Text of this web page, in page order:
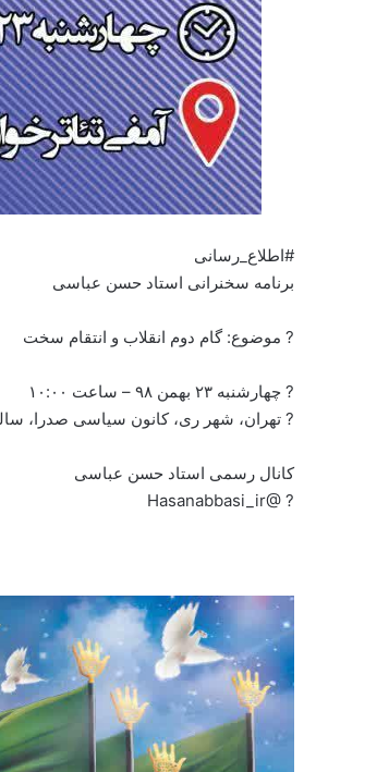
#اطلاع_رسانی
برنامه سخنرانی استاد حسن عباسی
? موضوع: گام دوم انقلاب و انتقام سخت
? چهارشنبه ۲۳ بهمن ۹۸ – ساعت ۱۰:۰۰
? تهران، شهر ری، کانون سیاسی صدرا،
کانال رسمی استاد حسن عباسی
? @Hasanabbasi_ir